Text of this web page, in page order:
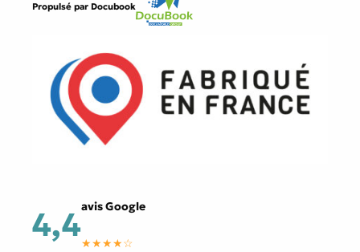
Propulsé par Docubook
4,4avis Google
★★★★☆